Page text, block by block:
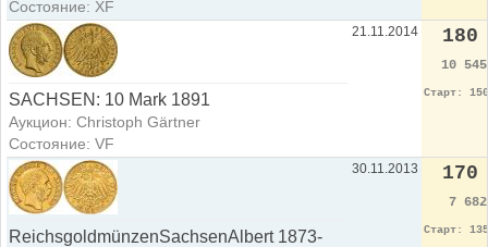
Состояние: XF
SACHSEN: 10 Mark 1891
Аукцион: Christoph Gärtner
Состояние: VF
21.11.2014 180
10
Старт:
ReichsgoldmünzenSachsenAlbert 1873-
30.11.2013 170
7
Старт: